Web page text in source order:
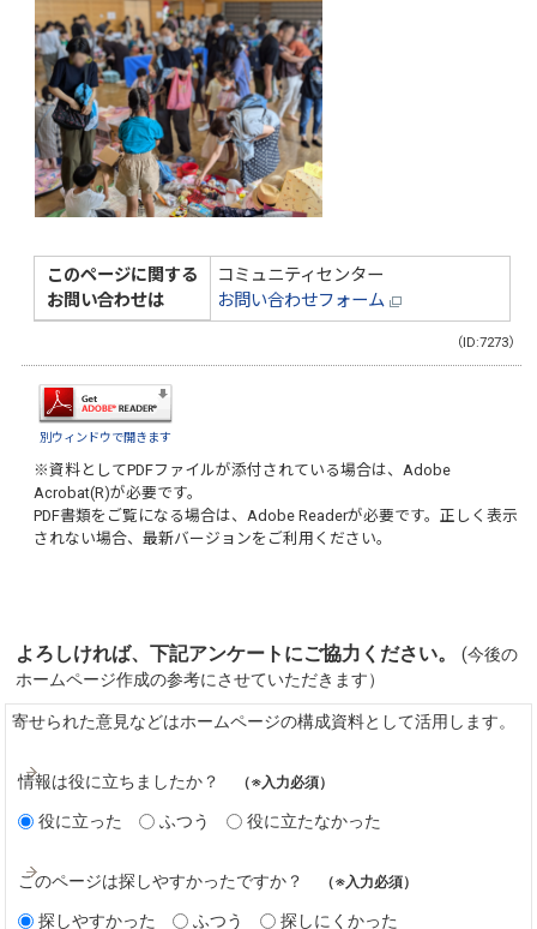
このページに関する
お問い合わせは
コミュニティセンター
お問い合わせフォーム
（ID:7273）
別ウィンドウで開きます
※資料としてPDFファイルが添付されている場合は、Adobe
Acrobat(R)が必要です。
PDF書類をご覧になる場合は、Adobe Readerが必要です。正しく表示
されない場合、最新バージョンをご利用ください。